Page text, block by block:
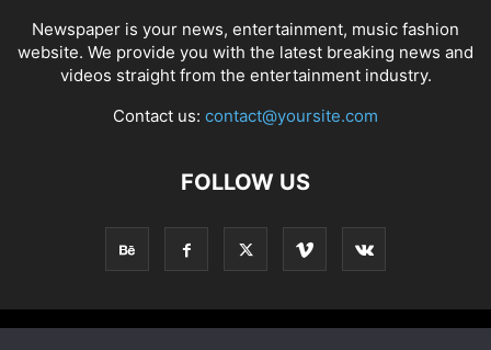
Newspaper is your news, entertainment, music fashion
website. We provide you with the latest breaking news and
videos straight from the entertainment industry.
Contact us: contact@yoursite.com
FOLLOW US